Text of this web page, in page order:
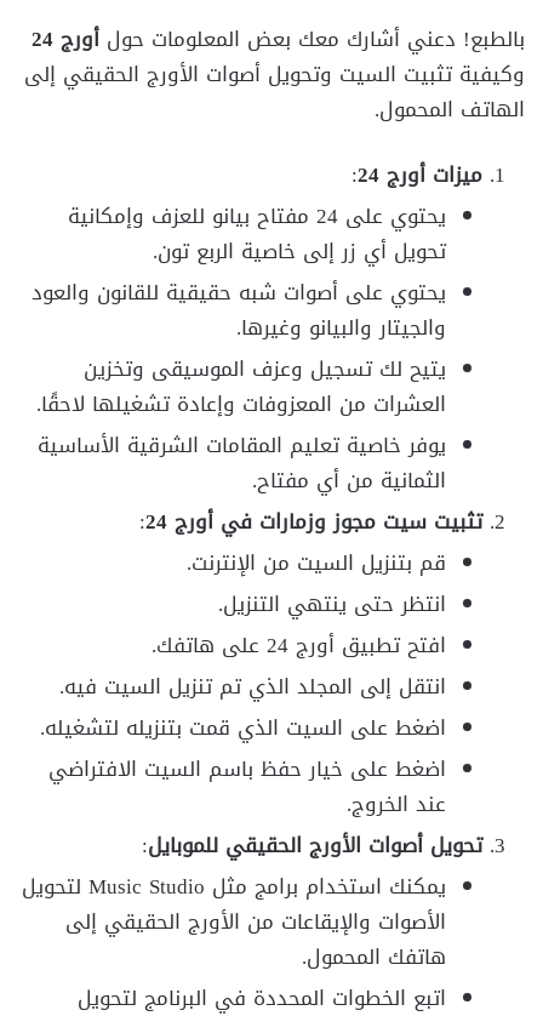
بالطبع! دعني أشارك معك بعض المعلومات حول أورج 24
وكيفية تثبيت السيت وتحويل أصوات الأورج الحقيقي إلى
الهاتف المحمول.
ميزات أورج 24
:
يحتوي على 24 مفتاح بيانو للعزف وإمكانية
تحويل أي زر إلى خاصية الربع تون.
يحتوي على أصوات شبه حقيقية للقانون والعود
والجيتار والبيانو وغيرها.
يتيح لك تسجيل وعزف الموسيقى وتخزين
العشرات من المعزوفات وإعادة تشغيلها لاحقًا.
يوفر خاصية تعليم المقامات الشرقية الأساسية
الثمانية من أي مفتاح.
تثبيت سيت مجوز وزمارات في أورج 24
:
قم بتنزيل السيت من الإنترنت.
انتظر حتى ينتهي التنزيل.
افتح تطبيق أورج 24 على هاتفك.
انتقل إلى المجلد الذي تم تنزيل السيت فيه.
اضغط على السيت الذي قمت بتنزيله لتشغيله.
اضغط على خيار حفظ باسم السيت الافتراضي
عند الخروج.
تحويل أصوات الأورج الحقيقي للموبايل:
يمكنك استخدام برامج مثل Music Studio لتحويل
الأصوات والإيقاعات من الأورج الحقيقي إلى
هاتفك المحمول.
اتبع الخطوات المحددة في البرنامج لتحويل